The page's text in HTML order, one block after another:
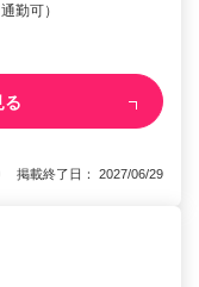
勤可）
る
掲載終了日： 2027/06/29